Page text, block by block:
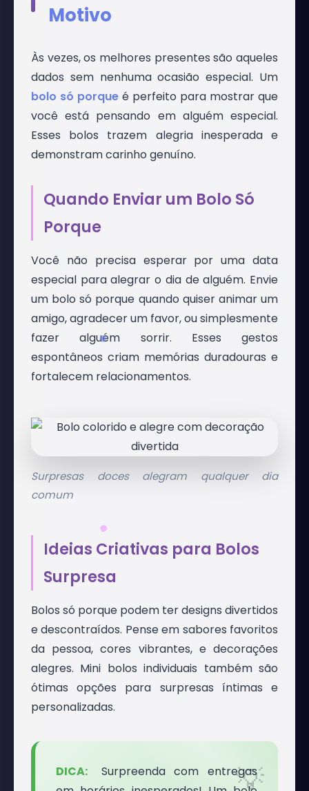
Motivo
Às vezes, os melhores presentes são aqueles
dados sem nenhuma ocasião especial. Um
bolo só porque é perfeito para mostrar que
você está pensando em alguém especial.
Esses bolos trazem alegria inesperada e
demonstram carinho genuíno.
Quando Enviar um Bolo Só
Porque
Você não precisa esperar por uma data
especial para alegrar o dia de alguém. Envie
um bolo só porque quando quiser animar um
amigo, agradecer um favor, ou simplesmente
fazer alguém sorrir. Esses gestos
espontâneos criam memórias duradouras e
fortalecem relacionamentos.
Surpresas doces alegram qualquer dia
comum
Ideias Criativas para Bolos
Surpresa
Bolos só porque podem ter designs divertidos
e descontraídos. Pense em sabores favoritos
da pessoa, cores vibrantes, e decorações
alegres. Mini bolos individuais também são
ótimas opções para surpresas íntimas e
personalizadas.
Surpreenda com entregas